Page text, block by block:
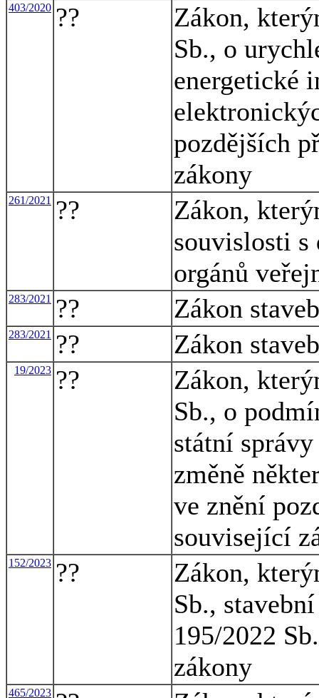
403/2020 ??
Zákon,
Sb., o
energetické
pozdějších
zákony
261/2021 ??
Zákon,
souvislosti s
orgánů
283/2021 ?? Zákon
283/2021 ?? Zákon
19/2023 ??
Zákon,
Sb., o
státní
změně
ve znění
související
152/2023 ??
Zákon,
Sb.,
195/2022
zákony
465/2023